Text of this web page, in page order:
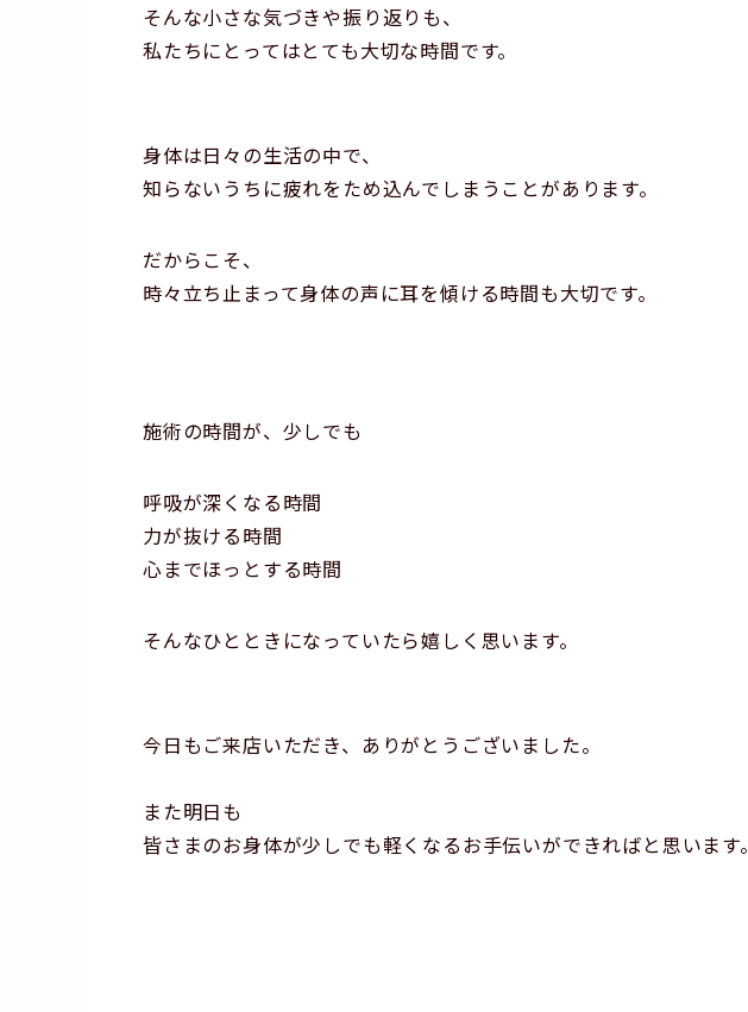
そんな小さな気づきや振り返りも、
私たちにとってはとても大切な時間です。
身体は日々の生活の中で、
知らないうちに疲れをため込んでしまうことがあります。
だからこそ、
時々立ち止まって身体の声に耳を傾ける時間も大切です。
施術の時間が、少しでも
呼吸が深くなる時間
力が抜ける時間
心までほっとする時間
そんなひとときになっていたら嬉しく思います。
今日もご来店いただき、ありがとうございました。
また明日も
皆さまのお身体が少しでも軽くなるお手伝いができればと思います。